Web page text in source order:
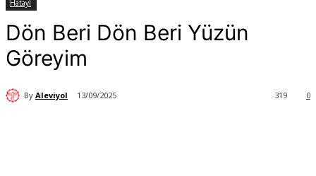
Hatayi
Dön Beri Dön Beri Yüzün
Göreyim
By Aleviyol 13/09/2025 0
319